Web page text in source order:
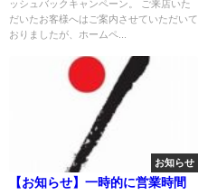
ッシュバックキャンペーン(※10
月30日追記)
ッシュバックキャンペーン。 ご来店いた
だいたお客様へはご案内させていただいて
おりましたが、ホームペ...
お知らせ
【お知らせ】一時的に営業時間